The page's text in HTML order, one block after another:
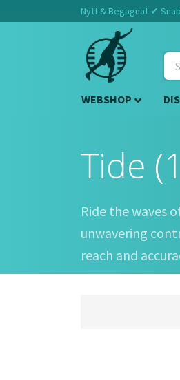
Nytt & Begagnat ✔
WEBSHOP
Tide
Ride the waves
unwavering
reach and